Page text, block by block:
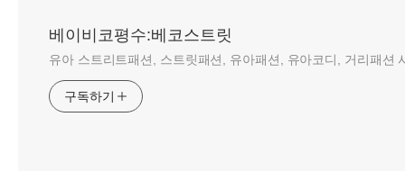
베이비코평수:베코스트릿
유아 스트리트패션, 스트릿패션, 유아패션, 유아코디, 거리패션
구독하기